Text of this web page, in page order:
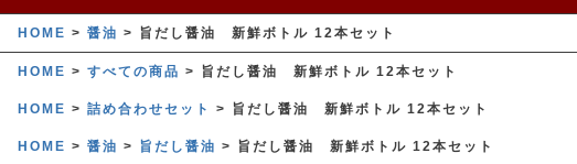
HOME 醤油 旨だし醤油 新鮮ボトル 12本セット
HOME すべての商品 旨だし醤油 新鮮ボトル 12本セット
HOME 詰め合わせセット 旨だし醤油 新鮮ボトル 12本セット
HOME 醤油 旨だし醤油 旨だし醤油 新鮮ボトル 12本セット